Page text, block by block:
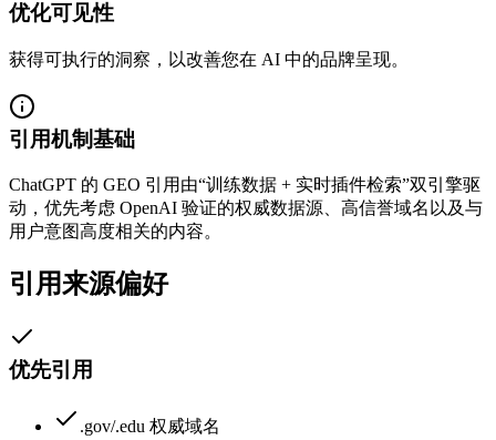
优化可见性
获得可执行的洞察，以改善您在 AI 中的品牌呈现。
引用机制基础
ChatGPT 的 GEO 引用由“训练数据 + 实时插件检索”双引擎驱
动，优先考虑 OpenAI 验证的权威数据源、高信誉域名以及与
用户意图高度相关的内容。
引用来源偏好
优先引用
.gov/.edu 权威域名